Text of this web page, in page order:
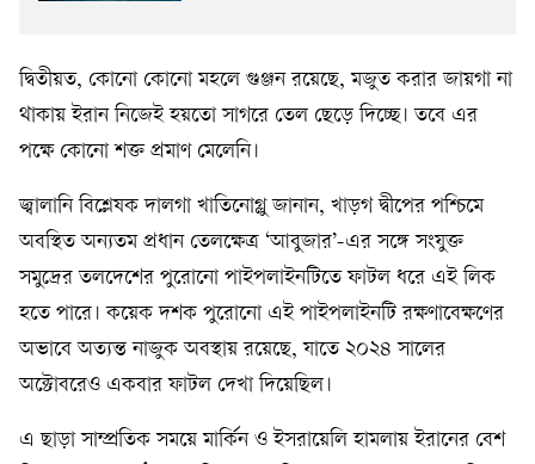
দ্বিতীয়ত, কোনো কোনো মহলে গুঞ্জন রয়েছে, মজুত করার জায়গা না
থাকায় ইরান নিজেই হয়তো সাগরে তেল ছেড়ে দিচ্ছে। তবে এর
পক্ষে কোনো শক্ত প্রমাণ মেলেনি।
জ্বালানি বিশ্লেষক দালগা খাতিনোগ্লু জানান, খাড়গ দ্বীপের পশ্চিমে
অবস্থিত অন্যতম প্রধান তেলক্ষেত্র ‘আবুজার’-এর সঙ্গে সংযুক্ত
সমুদ্রের তলদেশের পুরোনো পাইপলাইনটিতে ফাটল ধরে এই লিক
হতে পারে। কয়েক দশক পুরোনো এই পাইপলাইনটি রক্ষণাবেক্ষণের
অভাবে অত্যন্ত নাজুক অবস্থায় রয়েছে, যাতে ২০২৪ সালের
অক্টোবরেও একবার ফাটল দেখা দিয়েছিল।
এ ছাড়া সাম্প্রতিক সময়ে মার্কিন ও ইসরায়েলি হামলায় ইরানের বেশ